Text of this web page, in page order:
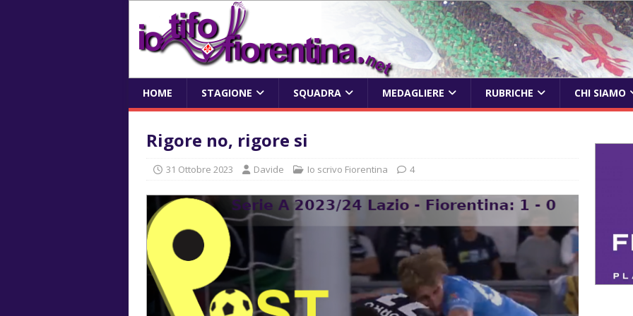
HOME STAGIONE SQUADRA MEDAGLIERE RUBRICHE CHI SIAMO
Rigore no, rigore si
31 Ottobre 2023 Davide Io scrivo Fiorentina 4